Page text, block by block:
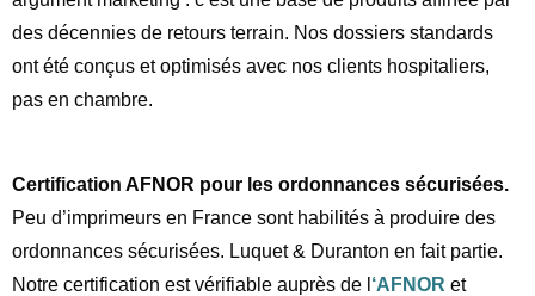
des décennies de retours terrain. Nos dossiers standards
ont été conçus et optimisés avec nos clients hospitaliers,
pas en chambre.
Certification AFNOR pour les ordonnances sécurisées.
Peu d’imprimeurs en France sont habilités à produire des
ordonnances sécurisées. Luquet & Duranton en fait partie.
Notre certification est vérifiable auprès de l ‘AFNOR et